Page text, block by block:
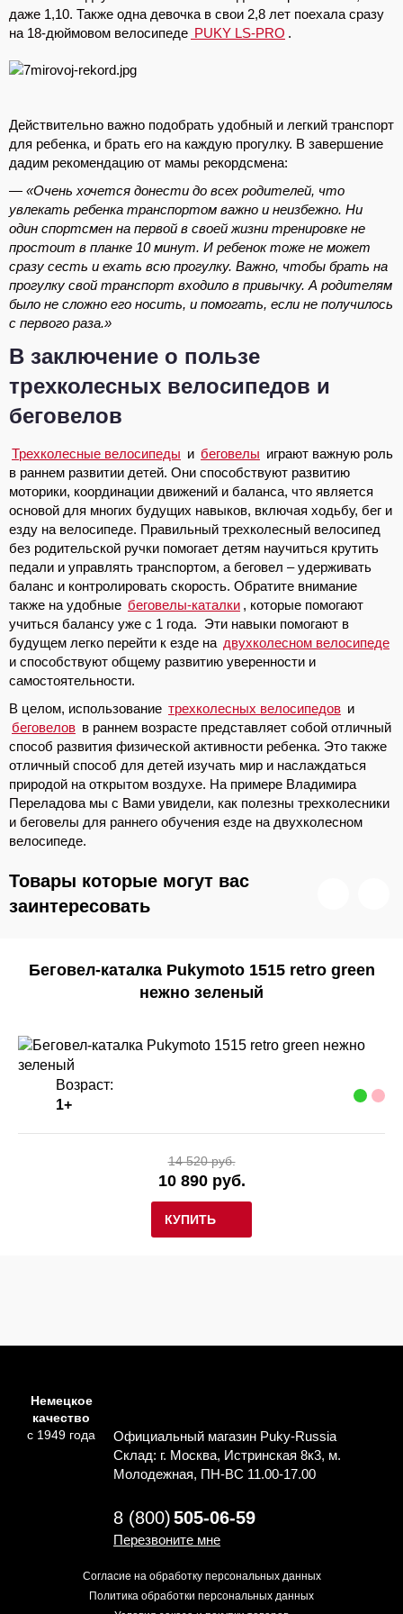
даже 1,10. Также одна девочка в свои 2,8 лет поехала сразу
на 18-дюймовом велосипеде PUKY LS-PRO .
Действительно важно подобрать удобный и легкий транспорт
для ребенка, и брать его на каждую прогулку. В завершение
дадим рекомендацию от мамы рекордсмена:
— «Очень хочется донести до всех родителей, что
увлекать ребенка транспортом важно и неизбежно. Ни
один спортсмен на первой в своей жизни тренировке не
простоит в планке 10 минут. И ребенок тоже не может
сразу сесть и ехать всю прогулку. Важно, чтобы брать на
прогулку свой транспорт входило в привычку. А родителям
было не сложно его носить, и помогать, если не получилось
с первого раза.»
В заключение о пользе
трехколесных велосипедов и
беговелов
Трехколесные велосипеды и беговелы играют важную роль
в раннем развитии детей. Они способствуют развитию
моторики, координации движений и баланса, что является
основой для многих будущих навыков, включая ходьбу, бег и
езду на велосипеде. Правильный трехколесный велосипед
без родительской ручки помогает детям научиться крутить
педали и управлять транспортом, а беговел – удерживать
баланс и контролировать скорость. Обратите внимание
также на удобные беговелы-каталки , которые помогают
учиться балансу уже с 1 года. Эти навыки помогают в
будущем легко перейти к езде на двухколесном велосипеде
и способствуют общему развитию уверенности и
самостоятельности.
В целом, использование трехколесных велосипедов и
беговелов в раннем возрасте представляет собой отличный
способ развития физической активности ребенка. Это также
отличный способ для детей изучать мир и наслаждаться
природой на открытом воздухе. На примере Владимира
Переладова мы с Вами увидели, как полезны трехколесники
и беговелы для раннего обучения езде на двухколесном
велосипеде.
Товары которые могут вас
заинтересовать
Беговел-каталка Pukymoto 1515 retro green
нежно зеленый
Возраст:
1+
КУПИТЬ
14 520 руб.
10 890 руб.
Немецкое
качество
с 1949 года
Официальный магазин Puky-Russia
Склад: г. Москва, Истринская 8к3, м.
Молодежная, ПН-ВС 11.00-17.00
8 (800)505-06-59
Перезвоните мне
Согласие на обработку персональных данных
Политика обработки персональных данных